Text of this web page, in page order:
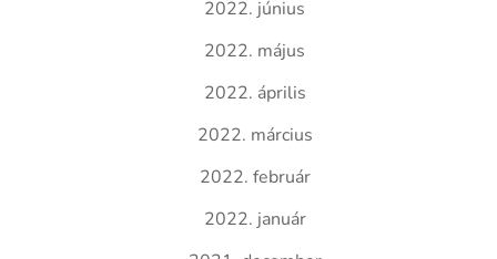
2022. június
2022. május
2022. április
2022. március
2022. február
2022. január